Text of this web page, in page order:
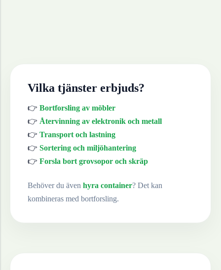
Vilka tjänster erbjuds?
👉 Bortforsling av möbler
👉 Återvinning av elektronik och metall
👉 Transport och lastning
👉 Sortering och miljöhantering
👉 Forsla bort grovsopor och skräp
Behöver du även hyra container? Det kan
kombineras med bortforsling.